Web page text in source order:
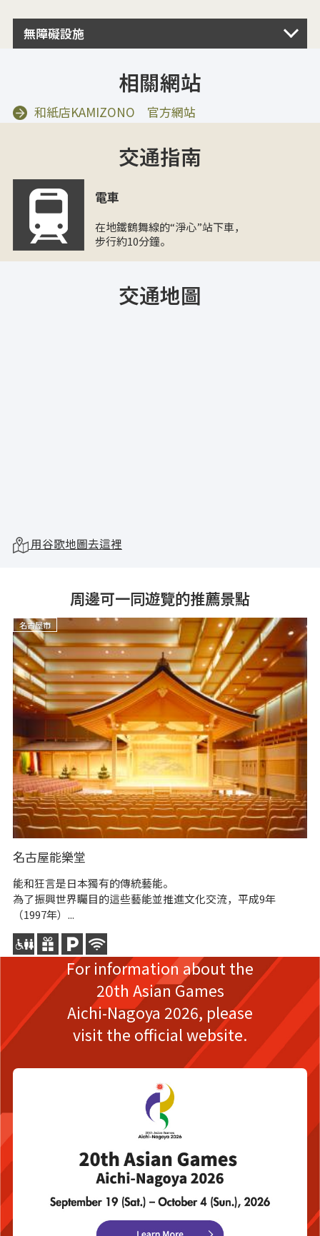
無障礙設施
相關網站
和紙店KAMIZONO 官方網站
交通指南
電車
在地鐵鶴舞線的“淨心”站下車，
步行約10分鐘。
交通地圖
用谷歌地圖去這裡
周邊可一同遊覽的推薦景點
名古屋市
名古屋能樂堂
能和狂言是日本獨有的傳統藝能。
為了振興世界矚目的這些藝能並推進文化交流，平成9年
（1997年）...
For information about the
20th Asian Games
Aichi-Nagoya 2026, please
visit the official website.